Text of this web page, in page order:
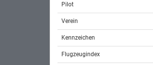
Pilot
Verein
Kennzeichen
Flugzeugindex